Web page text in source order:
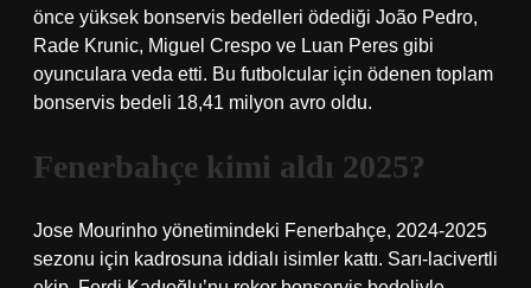
önce yüksek bonservis bedelleri ödediği João Pedro,
Rade Krunic, Miguel Crespo ve Luan Peres gibi
oyunculara veda etti. Bu futbolcular için ödenen toplam
bonservis bedeli 18,41 milyon avro oldu.
Fenerbahçe kimi aldı 2025?
Jose Mourinho yönetimindeki Fenerbahçe, 2024-2025
sezonu için kadrosuna iddialı isimler kattı. Sarı-lacivertli